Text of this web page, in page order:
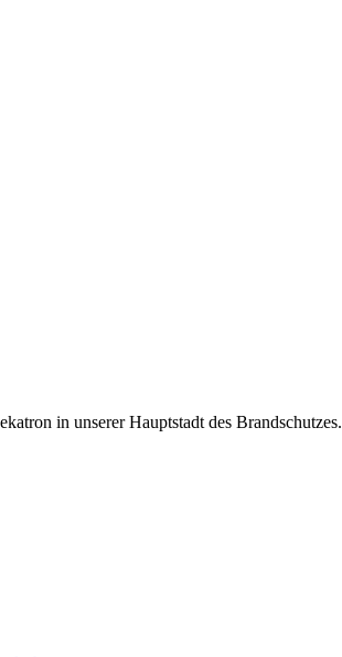
in unserer Hauptstadt des Brandschutzes.